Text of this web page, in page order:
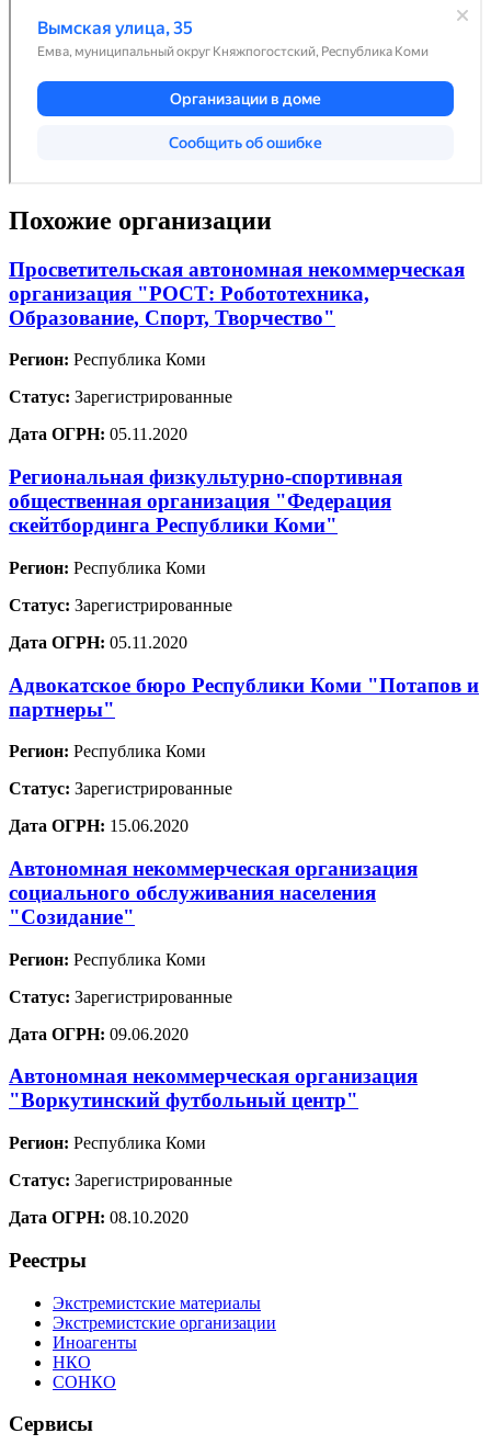
Похожие организации
Просветительская автономная некоммерческая
организация "РОСТ: Робототехника,
Образование, Спорт, Творчество"
Регион: Республика Коми
Статус: Зарегистрированные
Дата ОГРН: 05.11.2020
Региональная физкультурно-спортивная
общественная организация "Федерация
скейтбординга Республики Коми"
Регион: Республика Коми
Статус: Зарегистрированные
Дата ОГРН: 05.11.2020
Адвокатское бюро Республики Коми "Потапов и
партнеры"
Регион: Республика Коми
Статус: Зарегистрированные
Дата ОГРН: 15.06.2020
Автономная некоммерческая организация
социального обслуживания населения
"Созидание"
Регион: Республика Коми
Статус: Зарегистрированные
Дата ОГРН: 09.06.2020
Автономная некоммерческая организация
"Воркутинский футбольный центр"
Регион: Республика Коми
Статус: Зарегистрированные
Дата ОГРН: 08.10.2020
Реестры
Экстремистские материалы
Экстремистские организации
Иноагенты
НКО
СОНКО
Сервисы